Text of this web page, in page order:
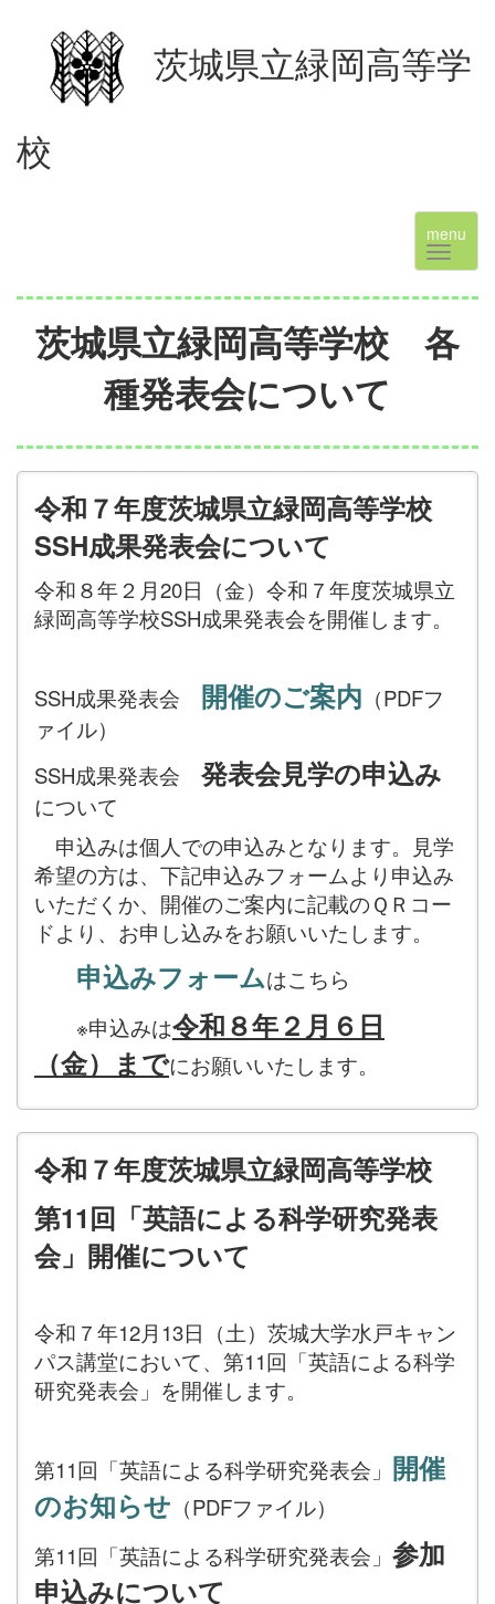
茨城県立緑岡高等学
校
menu
茨城県立緑岡高等学校 各
種発表会について
令和７年度茨城県立緑岡高等学校
SSH成果発表会について
令和８年２月20日（金）令和７年度茨城県立
緑岡高等学校SSH成果発表会を開催します。
SSH成果発表会 開催のご案内 （PDFフ
ァイル）
SSH成果発表会 発表会見学の申込み
について
申込みは個人での申込みとなります。見学
希望の方は、下記申込みフォームより申込み
いただくか、開催のご案内に記載のＱＲコー
ドより、お申し込みをお願いいたします。
申込みフォームはこちら
※申込みは令和８年２月６日
（金）までにお願いいたします。
令和７年度茨城県立緑岡高等学校
第11回「英語による科学研究発表
会」開催について
令和７年12月13日（土）茨城大学水戸キャン
パス講堂において、第11回「英語による科学
研究発表会」を開催します。
第11回「英語による科学研究発表会」 開催
のお知らせ （PDFファイル）
第11回「英語による科学研究発表会」 参加
申込みについて